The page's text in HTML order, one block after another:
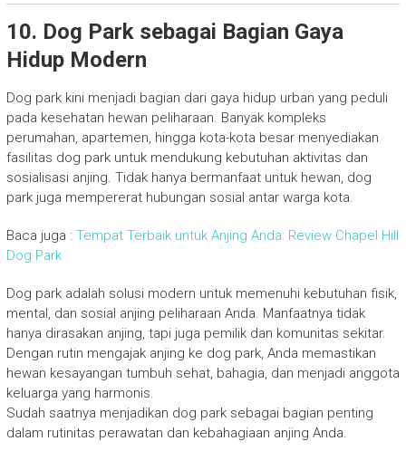
10. Dog Park sebagai Bagian Gaya
Hidup Modern
Dog park kini menjadi bagian dari gaya hidup urban yang peduli
pada kesehatan hewan peliharaan. Banyak kompleks
perumahan, apartemen, hingga kota-kota besar menyediakan
fasilitas dog park untuk mendukung kebutuhan aktivitas dan
sosialisasi anjing. Tidak hanya bermanfaat untuk hewan, dog
park juga mempererat hubungan sosial antar warga kota.
Baca juga : Tempat Terbaik untuk Anjing Anda: Review Chapel Hill
Dog Park
Dog park adalah solusi modern untuk memenuhi kebutuhan fisik,
mental, dan sosial anjing peliharaan Anda. Manfaatnya tidak
hanya dirasakan anjing, tapi juga pemilik dan komunitas sekitar.
Dengan rutin mengajak anjing ke dog park, Anda memastikan
hewan kesayangan tumbuh sehat, bahagia, dan menjadi anggota
keluarga yang harmonis.
Sudah saatnya menjadikan dog park sebagai bagian penting
dalam rutinitas perawatan dan kebahagiaan anjing Anda.